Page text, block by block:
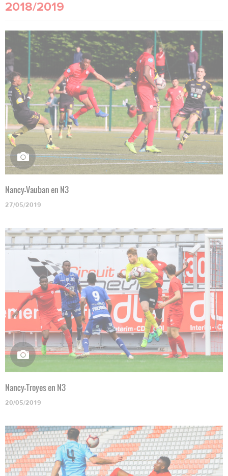
2018/2019
Nancy-Vauban en N3
27/05/2019
Nancy-Troyes en N3
20/05/2019